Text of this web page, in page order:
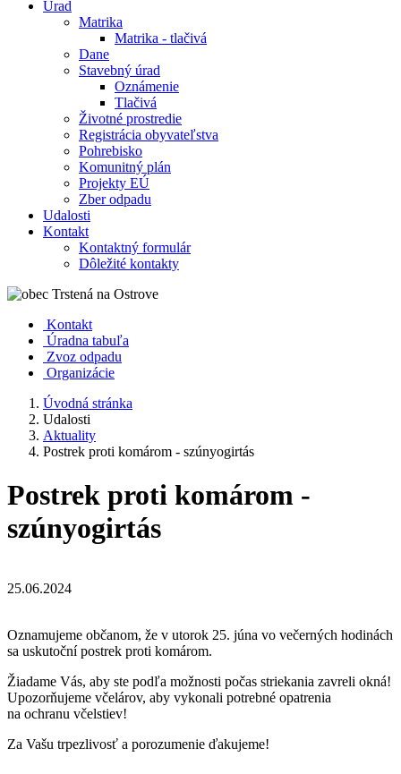
Úrad
Matrika
Matrika - tlačivá
Dane
Stavebný úrad
Oznámenie
Tlačivá
Životné prostredie
Registrácia obyvateľstva
Pohrebisko
Komunitný plán
Projekty EÚ
Zber odpadu
Udalosti
Kontakt
Kontaktný formulár
Dôležité kontakty
Kontakt
Úradna tabuľa
Zvoz odpadu
Organizácie
Úvodná stránka
Udalosti
Aktuality
Postrek proti komárom - szúnyogirtás
Postrek proti komárom -
szúnyogirtás
25.06.2024
Oznamujeme občanom, že v utorok 25. júna vo večerných hodinách
sa uskutoční postrek proti komárom.
Žiadame Vás, aby ste podľa možnosti počas striekania zavreli okná!
Upozorňujeme včelárov, aby vykonali potrebné opatrenia
na ochranu včelstiev!
Za Vašu trpezlivosť a porozumenie ďakujeme!